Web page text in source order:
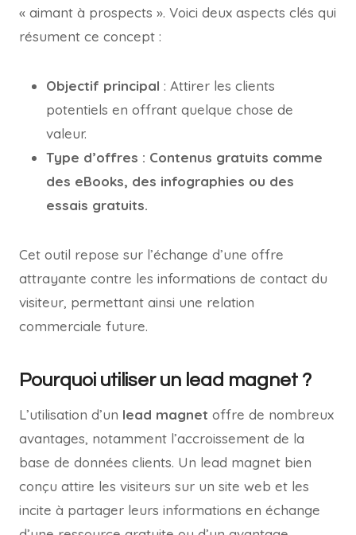
« aimant à prospects ». Voici deux aspects clés qui
résument ce concept :
Objectif principal : Attirer les clients
potentiels en offrant quelque chose de
valeur.
Type d’offres : Contenus gratuits comme
des eBooks, des infographies ou des
essais gratuits.
Cet outil repose sur l’échange d’une offre
attrayante contre les informations de contact du
visiteur, permettant ainsi une relation
commerciale future.
Pourquoi utiliser un lead magnet ?
L’utilisation d’un lead magnet offre de nombreux
avantages, notamment l’accroissement de la
base de données clients. Un lead magnet bien
conçu attire les visiteurs sur un site web et les
incite à partager leurs informations en échange